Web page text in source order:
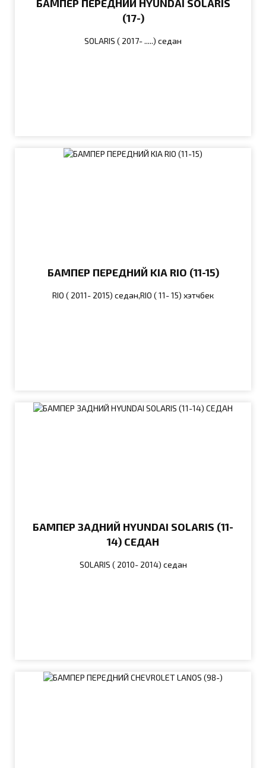
БАМПЕР ПЕРЕДНИЙ HYUNDAI SOLARIS
(17-)
SOLARIS ( 2017- .....) седан
БАМПЕР ПЕРЕДНИЙ KIA RIO (11-15)
RIO ( 2011- 2015) седан,RIO ( 11- 15) хэтчбек
БАМПЕР ЗАДНИЙ HYUNDAI SOLARIS (11-
14) СЕДАН
SOLARIS ( 2010- 2014) седан